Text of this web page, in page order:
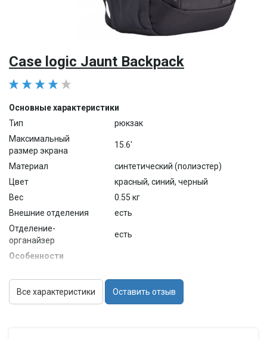
Case logic Jaunt Backpack
Основные характеристики
Тип
рюкзак
Максимальный
размер экрана
15.6'
Материал
синтетический (полиэстер)
Цвет
красный, синий, черный
Вес
0.55 кг
Внешние отделения
есть
Отделение-
органайзер
есть
Особенности
Комплектация
для бутылки, плечевой ремень
Защитные функции
Все характеристики Оставить отзыв